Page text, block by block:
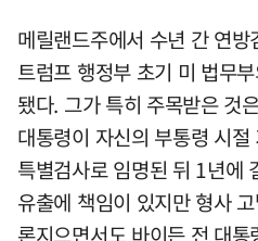
메릴랜드주에서 수년 간 연
트럼프 행정부 초기 미 법무
됐다. 그가 특히 주목받은 것
대통령이 자신의 부통령 시
특별검사로 임명된 뒤 1년에
유출에 책임이 있지만 형사